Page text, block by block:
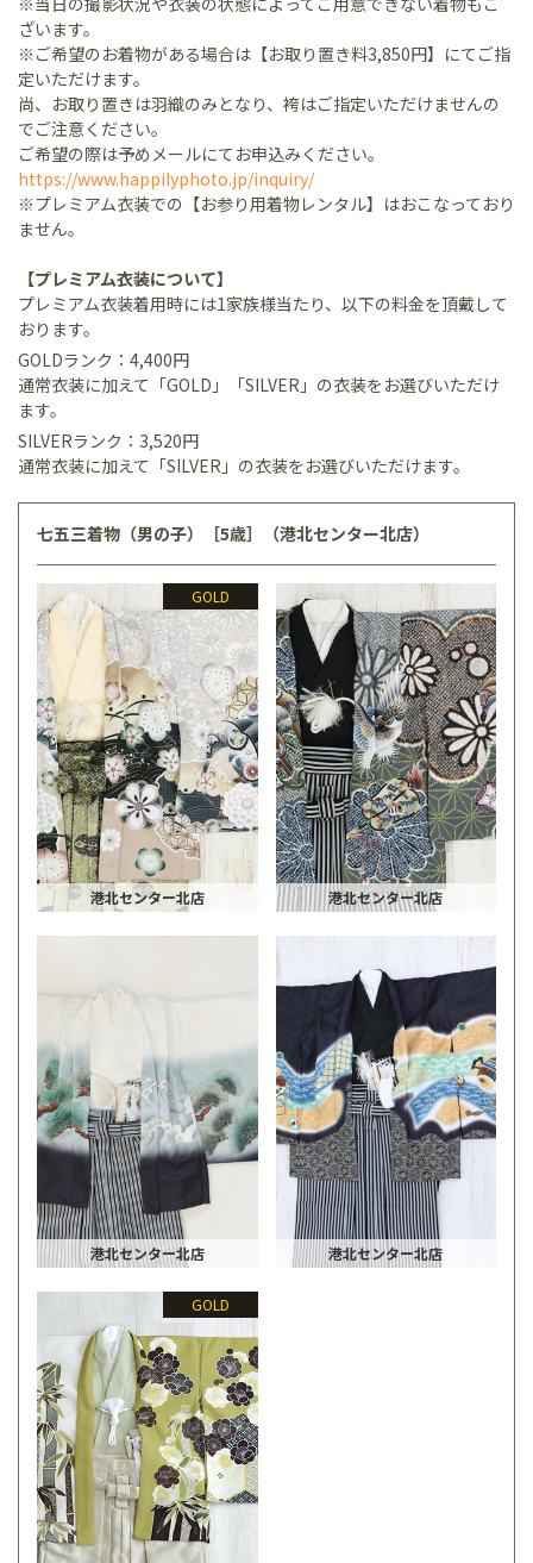
ざいます。
※ご希望のお着物がある場合は【お取り置き料3,850円】にてご指
定いただけます。
尚、お取り置きは羽織のみとなり、袴はご指定いただけませんの
でご注意ください。
ご希望の際は予めメールにてお申込みください。
https://www.happilyphoto.jp/inquiry/
※プレミアム衣装での【お参り用着物レンタル】はおこなっており
ません。
【プレミアム衣装について】
プレミアム衣装着用時には1家族様当たり、以下の料金を頂戴して
おります。
GOLDランク：4,400円
通常衣装に加えて「GOLD」「SILVER」の衣装をお選びいただけ
ます。
SILVERランク：3,520円
通常衣装に加えて「SILVER」の衣装をお選びいただけます。
七五三着物（男の子）［5歳］（港北センター北店）
GOLD
港北センター北店 港北センター北店
港北センター北店 港北センター北店
GOLD